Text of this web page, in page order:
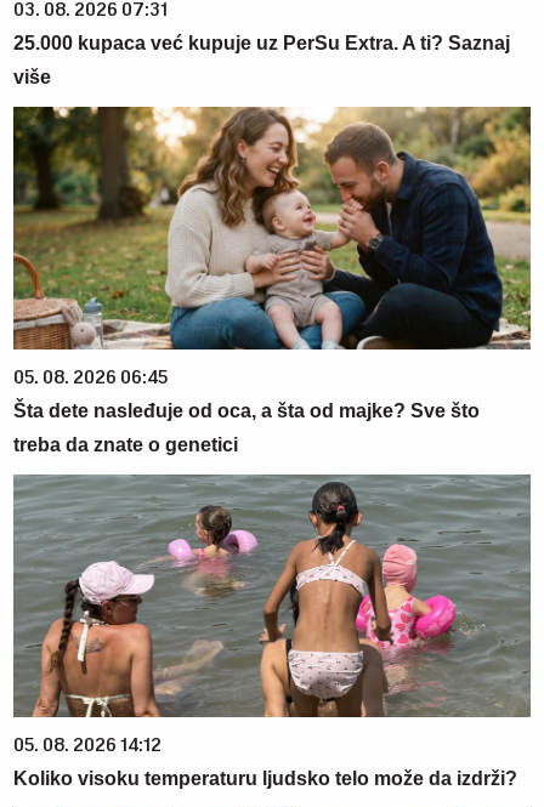
03. 08. 2026 07:31
25.000 kupaca već kupuje uz PerSu Extra. A ti? Saznaj
više
05. 08. 2026 06:45
Šta dete nasleđuje od oca, a šta od majke? Sve što
treba da znate o genetici
05. 08. 2026 14:12
Koliko visoku temperaturu ljudsko telo može da izdrži?